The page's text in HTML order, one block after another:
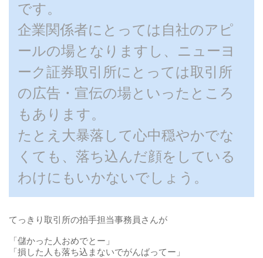
です。
企業関係者にとっては自社のアピ
ールの場となりますし、ニューヨ
ーク証券取引所にとっては取引所
の広告・宣伝の場といったところ
もあります。
たとえ大暴落して心中穏やかでな
くても、落ち込んだ顔をしている
わけにもいかないでしょう。
てっきり取引所の拍手担当事務員さんが
「儲かった人おめでとー」
「損した人も落ち込まないでがんばってー」